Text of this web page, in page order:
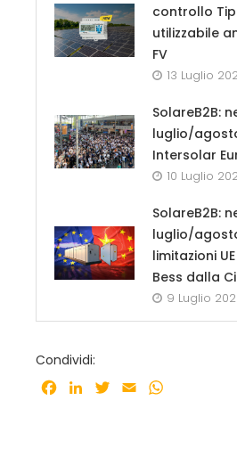
controllo
utilizzabile
FV
13 Luglio
SolareB2B:
luglio/
Intersolar
10 Luglio
SolareB2B:
luglio/
limitazioni
Bess dalla
9 Luglio
Condividi:
Facebook
LinkedInTwitter
Email